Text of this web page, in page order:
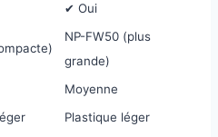
✔ Oui
NP-FW50 (plus
grande)
Moyenne
Plastique léger